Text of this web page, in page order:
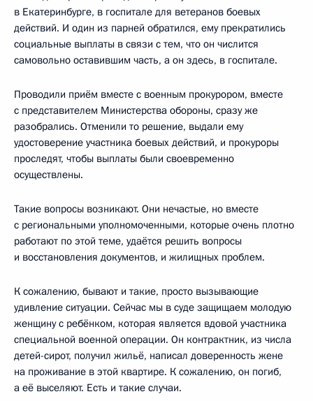
в Екатеринбурге, в госпитале для ветеранов боевых
действий. И один из парней обратился, ему прекратились
социальные выплаты в связи с тем, что он числится
самовольно оставившим часть, а он здесь, в госпитале.
Проводили приём вместе с военным прокурором, вместе
с представителем Министерства обороны, сразу же
разобрались. Отменили то решение, выдали ему
удостоверение участника боевых действий, и прокуроры
проследят, чтобы выплаты были своевременно
осуществлены.
Такие вопросы возникают. Они нечастые, но вместе
с региональными уполномоченными, которые очень плотно
работают по этой теме, удаётся решить вопросы
и восстановления документов, и жилищных проблем.
К сожалению, бывают и такие, просто вызывающие
удивление ситуации. Сейчас мы в суде защищаем молодую
женщину с ребёнком, которая является вдовой участника
специальной военной операции. Он контрактник, из числа
детей-сирот, получил жильё, написал доверенность жене
на проживание в этой квартире. К сожалению, он погиб,
а её выселяют. Есть и такие случаи.